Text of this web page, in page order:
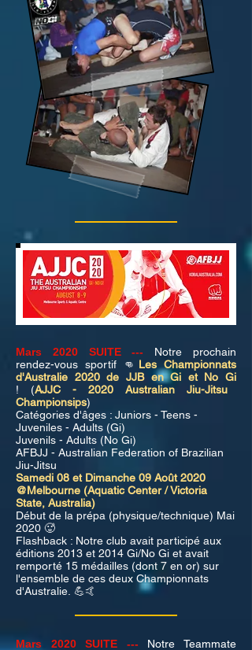
Mars 2020 SUITE --- Notre prochain
rendez-vous sportif 👊 Les Championnats
d'Australie 2020 de JJB en Gi et No Gi
! (AJJC - 2020 Australian Jiu-Jitsu
Championsips)
Catégories d'âges : Juniors - Teens -
Juveniles - Adults (Gi)
Juvenils - Adults (No Gi)
AFBJJ - Australian Federation of Brazilian
Jiu-Jitsu
Samedi 08 et Dimanche 09 Août 2020
@Melbourne (Aquatic Center / Victoria
State, Australia)
Début de la prépa (physique/technique) Mai
2020 🥵
Flashback : Notre club avait participé aux
éditions 2013 et 2014 Gi/No Gi et avait
remporté 15 médailles (dont 7 en or) sur
l'ensemble de ces deux Championnats
d'Australie. 💪🤙
Mars 2020 SUITE --- Notre Teammate